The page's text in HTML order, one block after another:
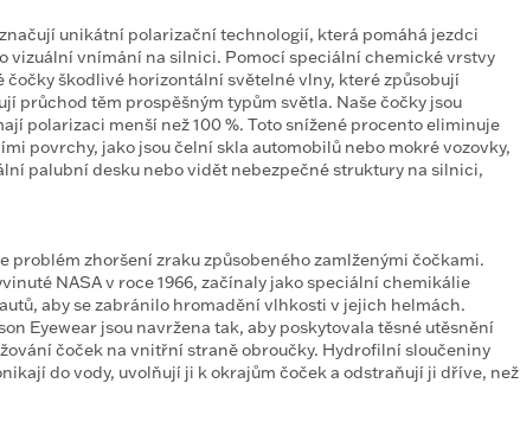
unikátní polarizační technologií, která pomáhá jezdci
vizuální vnímání na silnici. Pomocí speciální chemické vrstvy
škodlivé horizontální světelné vlny, které způsobují
průchod těm prospěšným typům světla. Naše čočky jsou
polarizaci menší než 100 %. Toto snížené procento eliminuje
povrchy, jako jsou čelní skla automobilů nebo mokré vozovky,
palubní desku nebo vidět nebezpečné struktury na silnici,
problém zhoršení zraku způsobeného zamlženými čočkami.
NASA v roce 1966, začínaly jako speciální chemikálie
aby se zabránilo hromadění vlhkosti v jejich helmách.
Eyewear jsou navržena tak, aby poskytovala těsné utěsnění
čoček na vnitřní straně obroučky. Hydrofilní sloučeniny
do vody, uvolňují ji k okrajům čoček a odstraňují ji dříve, než